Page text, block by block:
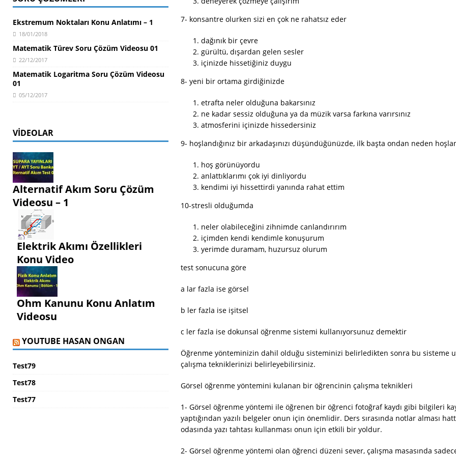
7- konsantre olurken sizi en çok ne rahatsız eder
dağınık bir çevre
gürültü, dışardan gelen sesler
içinizde hissetiğiniz duygu
8- yeni bir ortama girdiğinizde
etrafta neler olduğuna bakarsınız
ne kadar sessiz olduğuna ya da müzik varsa farkına varırsınız
atmosferini içinizde hissedersiniz
9- hoşlandığınız bir arkadaşınızı düşündüğünüzde, ilk başta ondan neden
hoş görünüyordu
anlattıklarımı çok iyi dinliyordu
kendimi iyi hissettirdi yanında rahat ettim
10-stresli olduğumda
neler olabileceğini zihnimde canlandırırım
içimden kendi kendimle konuşurum
yerimde duramam, huzursuz olurum
test sonucuna göre
a lar fazla ise görsel
b ler fazla ise işitsel
c ler fazla ise dokunsal öğrenme sistemi kullanıyorsunuz demektir
Öğrenme yönteminizin dahil olduğu sisteminizi belirledikten sonra bu sisteme
çalışma tekniklerinizi belirleyebilirsiniz.
Görsel öğrenme yöntemini kulanan bir öğrencinin çalışma teknikleri
1- Görsel öğrenme yöntemi ile öğrenen bir öğrenci fotoğraf kaydı gibi bilgileri
yaptığından yazılı belgeler onun için önemlidir. Ders sırasında notlar alması
odasında yazı tahtası kullanması onun için etkili bir yoldur.
2- Görsel öğrenme yöntemi olan öğrenci düzeni sever, çalışma masasında sadece
Ekstremum Noktaları Konu Anlatımı – 1
18/01/2018
Matematik Türev Soru Çözüm Videosu 01
22/12/2017
Matematik Logaritma Soru Çözüm Videosu
01
05/12/2017
VIDEOLAR
Alternatif Akım Soru Çözüm
Videosu – 1
Elektrik Akımı Özellikleri
Konu Video
Ohm Kanunu Konu Anlatım
Videosu
YOUTUBE HASAN ONGAN
Test79
Test78
Test77